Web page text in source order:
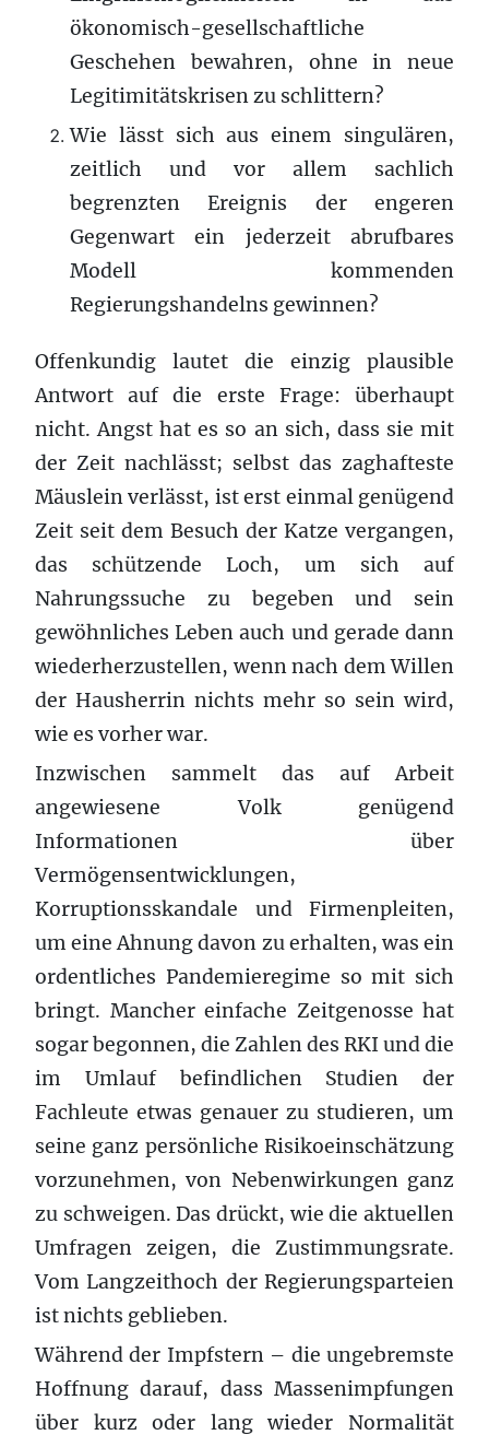
ökonomisch-gesellschaftliche
Geschehen bewahren, ohne in neue
Legitimitätskrisen zu schlittern?
Wie lässt sich aus einem singulären,
zeitlich und vor allem sachlich
begrenzten Ereignis der engeren
Gegenwart ein jederzeit abrufbares
Modell kommenden
Regierungshandelns gewinnen?
Offenkundig lautet die einzig plausible
Antwort auf die erste Frage: überhaupt
nicht. Angst hat es so an sich, dass sie mit
der Zeit nachlässt; selbst das zaghafteste
Mäuslein verlässt, ist erst einmal genügend
Zeit seit dem Besuch der Katze vergangen,
das schützende Loch, um sich auf
Nahrungssuche zu begeben und sein
gewöhnliches Leben auch und gerade dann
wiederherzustellen, wenn nach dem Willen
der Hausherrin nichts mehr so sein wird,
wie es vorher war.
Inzwischen sammelt das auf Arbeit
angewiesene Volk genügend
Informationen über
Vermögensentwicklungen,
Korruptionsskandale und Firmenpleiten,
um eine Ahnung davon zu erhalten, was ein
ordentliches Pandemieregime so mit sich
bringt. Mancher einfache Zeitgenosse hat
sogar begonnen, die Zahlen des RKI und die
im Umlauf befindlichen Studien der
Fachleute etwas genauer zu studieren, um
seine ganz persönliche Risikoeinschätzung
vorzunehmen, von Nebenwirkungen ganz
zu schweigen. Das drückt, wie die aktuellen
Umfragen zeigen, die Zustimmungsrate.
Vom Langzeithoch der Regierungsparteien
ist nichts geblieben.
Während der Impfstern – die ungebremste
Hoffnung darauf, dass Massenimpfungen
über kurz oder lang wieder Normalität